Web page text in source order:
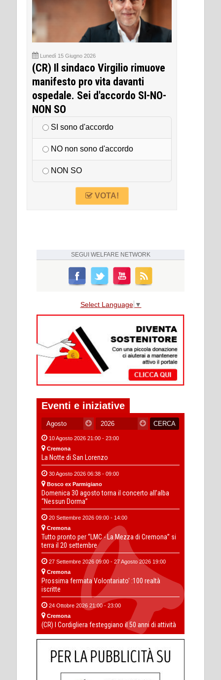
Lunedì 15 Giugno 2026
(CR) Il sindaco Virgilio rimuove
manifesto pro vita davanti
ospedale. Sei d'accordo SI-NO-
NON SO
SI sono d'accordo
NO non sono d'accordo
NON SO
VOTA!
SEGUI WELFARE NETWORK
Select Language ▼
Eventi e iniziative
10 Agosto 2026 21:00 - 23:00
Cremona
La Notte di San Lorenzo
30 Agosto 2026 06:38 - 09:00
Bosco ex Parmigiano
Domenica 30 agosto torna il concerto all’alba
“Nessun Dorma”
20 Settembre 2026 09:00 - 14:00
Cremona
Tutto pronto per “LMC - La Mezza di Cremona” si
terra il 20 settembre
27 Settembre 2026 09:00 - 27 Agosto 2026 19:00
Cremona
Prossima fermata Volontariato' :100 realtà
iscritte
24 Ottobre 2026 21:00 - 23:00
Cremona
(CR) I Cordigliera festeggiano il 50 anni di attività